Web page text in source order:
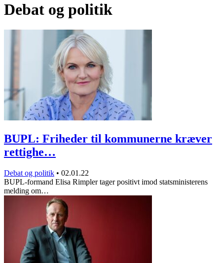
Debat og politik
BUPL: Friheder til kommunerne kræver
rettighe…
Debat og politik • 02.01.22
BUPL-formand Elisa Rimpler tager positivt imod statsministerens
melding om…